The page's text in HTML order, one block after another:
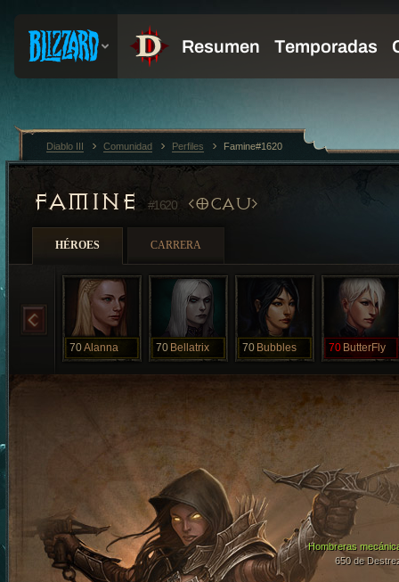
FAMINE #1620 OCAU
HÉROES CARRERA
70Alanna 70 Bellatrix 70 Bubbles 70 ButterFly
Hombreras
650 de
Diablo III Comunidad Perfiles Famine#1620